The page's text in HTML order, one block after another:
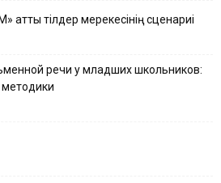
тілдер мерекесінің сценариі
речи у младших школьников: